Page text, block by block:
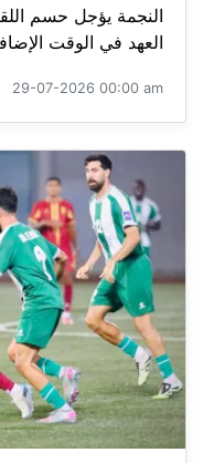
النجمة يؤجل حسم
العهد في الوقت الإضافي 2-1، في الجولة
29-07-2026 00:00 am